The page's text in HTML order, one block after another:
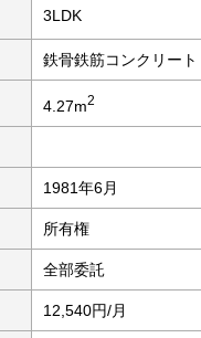
3LDK
鉄骨鉄筋コンクリート
4.27m2
1981年6月
所有権
全部委託
12,540円/月